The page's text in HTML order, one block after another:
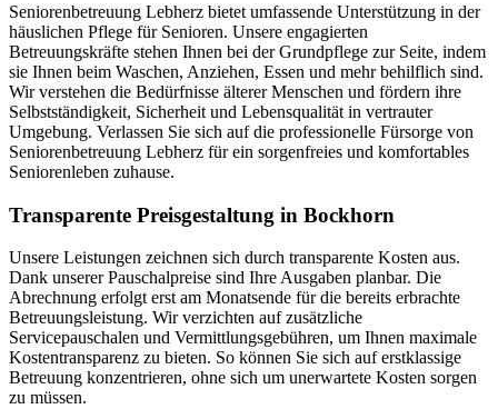
Seniorenbetreuung Lebherz bietet umfassende Unterstützung in der
häuslichen Pflege für Senioren. Unsere engagierten
Betreuungskräfte stehen Ihnen bei der Grundpflege zur Seite, indem
sie Ihnen beim Waschen, Anziehen, Essen und mehr behilflich sind.
Wir verstehen die Bedürfnisse älterer Menschen und fördern ihre
Selbstständigkeit, Sicherheit und Lebensqualität in vertrauter
Umgebung. Verlassen Sie sich auf die professionelle Fürsorge von
Seniorenbetreuung Lebherz für ein sorgenfreies und komfortables
Seniorenleben zuhause.
Transparente Preisgestaltung in Bockhorn
Unsere Leistungen zeichnen sich durch transparente Kosten aus.
Dank unserer Pauschalpreise sind Ihre Ausgaben planbar. Die
Abrechnung erfolgt erst am Monatsende für die bereits erbrachte
Betreuungsleistung. Wir verzichten auf zusätzliche
Servicepauschalen und Vermittlungsgebühren, um Ihnen maximale
Kostentransparenz zu bieten. So können Sie sich auf erstklassige
Betreuung konzentrieren, ohne sich um unerwartete Kosten sorgen
zu müssen.